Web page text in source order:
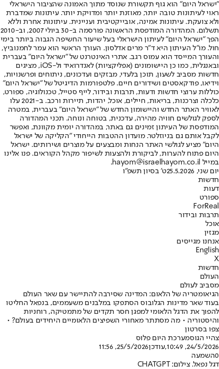
"ישראל היום" הוא גוף תקשורת שנוסד מתוך האמונה שהציבור הישראלי
ראוי לעיתונות טובה יותר, מאוזנת יותר ומדויקת יותר. עיתונות שמדברת
ולא צועקת. עיתונות אמינה, אובייקטיבית ועניינית. עיתונות אחרת וללא
תשלום. המהדורה המודפסת הראשונה פורסמה ב-30 ביולי 2007, וב-2010
הפך "ישראל היום" לעיתון הישראלי בעל שיעור החשיפה הגבוה ביותר בימי
חול. מו"ל העיתון היא ד"ר מרים אדלסון. העורך הראשי הוא עמר לחמנוביץ,
והעורך המייסד הוא עמוס רגב. אתרי האינטרנט של "ישראל היום" בעברית
ובאנגלית, כמו כן היישומונים (אפליקציות) לאנדרואיד ול-iOS, מציגים
חדשות מסביב לשעון, תוכן בלעדי, מבזקים ועדכונים, ניתוחים ופרשנויות,
וידיאו, פודקאסטים ושידורים חיים. פלטפורמות הדיגיטל של "ישראל היום"
כוללות ערוצי חדשות ודעות, תרבות ובידור, לייף סטייל, טכנולוגיה, ספורט,
כלכלה וצרכנות, בריאות, חיילים, אוכל, יהדות, תיירות ורכב. ב-2021 עלו
לאוויר האתר החדש והיישומון החדש של "ישראל היום" בעברית, במטרה
לספק לגולשים חוויה מהירה, עדכנית, בטוחה ונוחה. תכני המהדורה
המודפסת של העיתון זמינים גם באתר, במהדורה יומית מקוונת, ואפשר
לקבל אותם גם בניוזלטר. מועדון ההטבות הייחודי "הקליקה של ישראל
היום" מציע לגולשי האתר הנחות ומבצעים על מוצרים ושירותים. ישראל
היום פתוח להערות, לביקורת ולהצעות לשיפור מקהל הקוראים. פנו אלינו
במייל hayom@israelhayom.co.il.
יום שני, 25.5.2026
ט' בסיון תשפ"ו
חדשות
דעות
ספורט
ForReal
תרבות ובידור
אוכל
מגזין
אנחנו מגייסים
English
X
חדשות
העולם
מסביב לעולם
הגיאומטריה של הלאום: המדינה שסירבה להתיישר עם שאר העולם
בעוד שאר מדינות הגלובוס הסתפקו במלבנים משעממים, בנפאל החליטו
להפוך את הדגל הלאומי למפגן חסר תקדים של מתמטיקה, רוחניות
והיסטוריה • מה מסתתר מאחורי השפיצים הלאומיים היחידים בעולם? •
צפו בסרטון
צהיי הגוסמערכת היום פלוס
24/5/2026, 10:49
,עודכן25/5/2026, 11:56
0השמעה
דגל נפאל. צילום: CHATGPT